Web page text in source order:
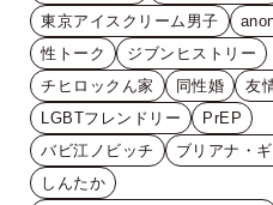
東京アイスクリーム男子
性トーク
ジブンヒストリー
チヒロックん家
同性婚
友
LGBTフレンドリー
PrEP
バビ江ノビッチ
ブリアナ・
しんたか